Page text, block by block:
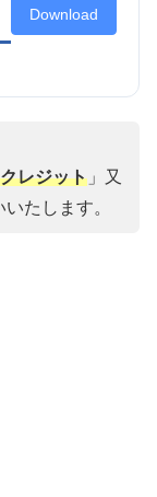
Download
クレジット」又
たします。